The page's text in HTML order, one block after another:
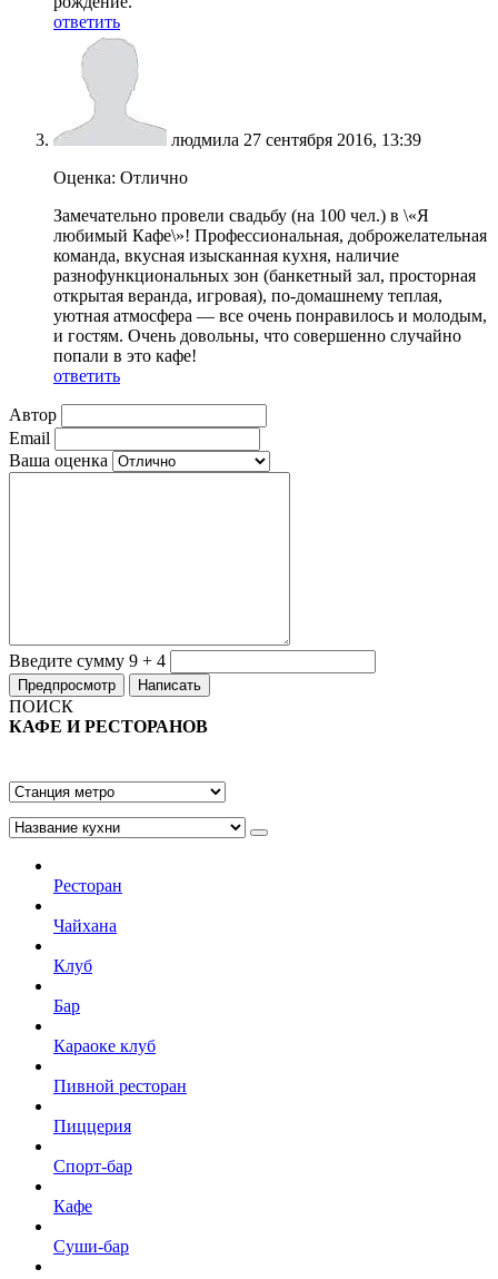
ответить
людмила 27 сентября 2016, 13:39
Оценка: Отлично
Замечательно провели свадьбу (на 100 чел.) в \«Я
любимый Кафе\»! Профессиональная, доброжелательная
команда, вкусная изысканная кухня, наличие
разнофункциональных зон (банкетный зал, просторная
открытая веранда, игровая), по-домашнему теплая,
уютная атмосфера — все очень понравилось и молодым,
и гостям. Очень довольны, что совершенно случайно
попали в это кафе!
ответить
Автор
Email
Ваша оценка
Введите сумму 9 + 4
ПОИСК
КАФЕ И РЕСТОРАНОВ
Ресторан
Чайхана
Клуб
Бар
Караоке клуб
Пивной ресторан
Пиццерия
Спорт-бар
Кафе
Суши-бар